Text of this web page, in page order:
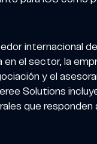
internacional
el sector, la
y el
Solutions
que